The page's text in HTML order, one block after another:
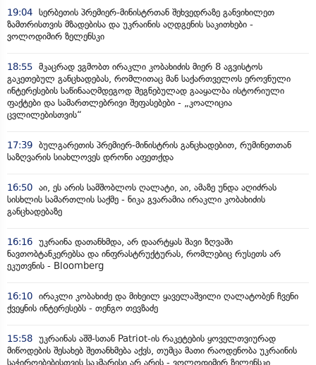
19:04 სერბეთის პრემიერ-მინისტრთან შეხვედრაზე განვიხილეთ
ზამთრისთვის მზადებისა და უკრაინის აღდგენის საკითხები -
ვოლოდიმირ ზელენსკი
18:55 მკაცრად ვგმობთ ირაკლი კობახიძის მიერ 8 აგვისტოს
გაკეთებულ განცხადებას, რომლითაც მან საქართველოს ეროვნული
ინტერესების საწინააღმდეგოდ შეგნებულად გააყალბა ისტორიული
ფაქტები და სამართლებრივი შეფასებები - „კოალიცია
ცვლილებისთვის“
17:39 ბულგარეთის პრემიერ-მინისტრის განცხადებით, რუმინეთთან
საზღვარის სიახლოვეს დრონი აფეთქდა
16:50 აი, ეს არის სამშობლოს ღალატი, აი, ამაზე უნდა აღიძრას
სისხლის სამართლის საქმე - ნიკა გვარამია ირაკლი კობახიძის
განცხადებაზე
16:16 უკრაინა დათანხმდა, არ დაარტყას შავი ზღვაში
ნავთობტანკერებსა და ინფრასტრუქტურას, რომლებიც რუსეთს არ
ეკუთვნის - Bloomberg
16:10 ირაკლი კობახიძე და მიხეილ ყაველაშვილი ღალატობენ ჩვენი
ქვეყნის ინტერესებს - თენგო თევზაძე
15:58 უკრაინას აშშ-სთან Patriot-ის რაკეტების ყოველთვიურად
მიწოდების შესახებ შეთანხმება აქვს, თუმცა მათი რაოდენობა უკრაინის
საჭიროებებისთვის საკმარისი არ არის - ვოლოდიმირ ზელენსკი